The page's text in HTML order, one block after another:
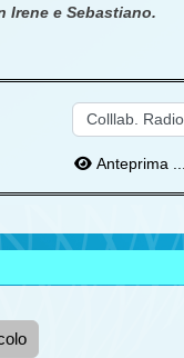
Irene e Sebastiano.
Anteprima ...